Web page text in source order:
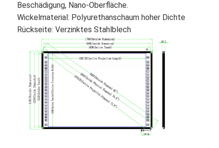
tragbarer Smart-Screen
Beschädigung, Nano-Oberfläche.
Wickelmaterial: Polyurethanschaum hoher Dichte
Rückseite: Verzinktes Stahlblech